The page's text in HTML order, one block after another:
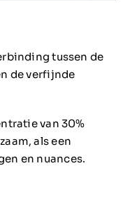
tussen de
de verfijnde
van 30%
als een
en nuances.